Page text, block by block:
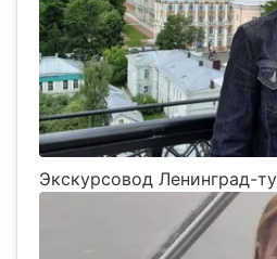
Экскурсовод Ленинград-